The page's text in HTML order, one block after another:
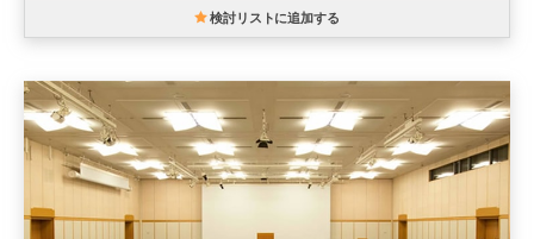
検討リストに追加する